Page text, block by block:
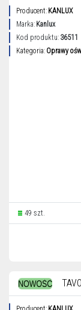
Producent: KANLUX
Marka: Kanlux
Kod produktu: 36511
Kategoria: Oprawy
49 szt.